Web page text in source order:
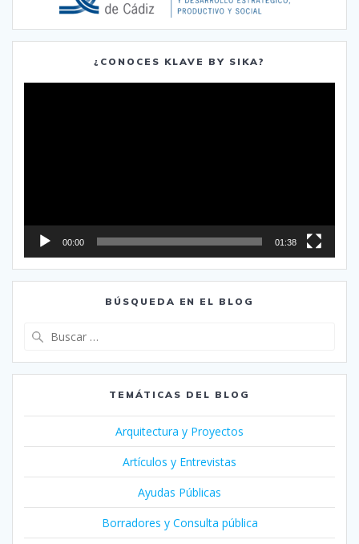
¿CONOCES KLAVE BY SIKA?
00:00 01:38
BÚSQUEDA EN EL BLOG
TEMÁTICAS DEL BLOG
Arquitectura y Proyectos
Artículos y Entrevistas
Ayudas Públicas
Borradores y Consulta pública